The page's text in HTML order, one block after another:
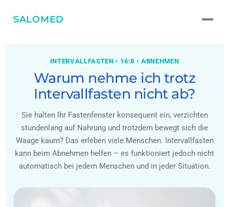
SALOMED
INTERVALLFASTEN • 16:8 • ABNEHMEN
Warum nehme ich trotz
Intervallfasten nicht ab?
Sie halten Ihr Fastenfenster konsequent ein, verzichten
stundenlang auf Nahrung und trotzdem bewegt sich die
Waage kaum? Das erleben viele Menschen. Intervallfasten
kann beim Abnehmen helfen – es funktioniert jedoch nicht
automatisch bei jedem Menschen und in jeder Situation.